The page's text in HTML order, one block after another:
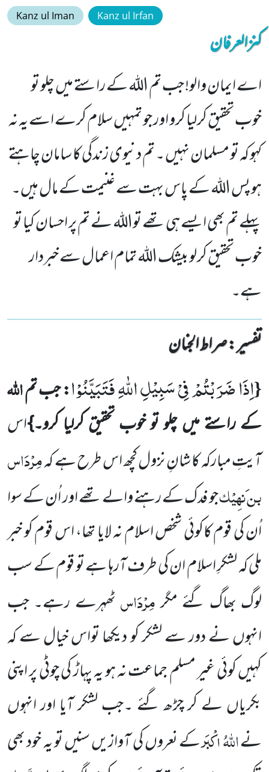
Kanz ul Iman Kanz ul Irfan
کنزالعرفان
اے ایمان والو! جب تم اللہ کے راستے میں چلو تو
خوب تحقیق کرلیا کرو اور جو تمہیں سلام کرے اسے یہ نہ
کہو کہ تو مسلمان نہیں ۔ تم دنیوی زندگی کا سامان چاہتے
ہو پس اللہ کے پاس بہت سے غنیمت کے مال ہیں۔
پہلے تم بھی ایسے ہی تھے تواللہ نے تم پر احسان کیا تو
خوب تحقیق کرلو بیشک اللہ تمام اعمال سے خبردار
ہے۔
تفسیر : ‎صراط الجنان
{اِذَا ضَرَبْتُمْ فِیْ سَبِیْلِ اللّٰهِ فَتَبَیَّنُوْا: جب تماللہ
کے راستے میں چلو تو خوب تحقیق کرلیا کرو۔}اس
آیتِ مبارکہ کا شانِ نزول کچھ اس طرح ہے کہمِرْدَاس
بن َنہِیْکجو فدک کے رہنے والے تھے اور اُن کے سوا
اُن کی قوم کاکوئی شخص اسلام نہ لایا تھا، اس قوم کو خبر
ملی کہ لشکرِ اسلام ان کی طرف آرہا ہے تو قوم کے سب
لوگ بھاگ گئے مگرمِرْدَاسٹھہرےرہے۔ جب
انہوں نے دور سے لشکر کو دیکھا تواس خیال سے کہ
کہیں کوئی غیر مسلم جماعت نہ ہو یہ پہاڑ کی چوٹی پر اپنی
بکریاںلے کر چڑھ گئے ۔جب لشکر آیا اور انہوں
نےاللہُ اکْبَرکے نعروں کی آوازیں سنیں تو یہ خود بھی